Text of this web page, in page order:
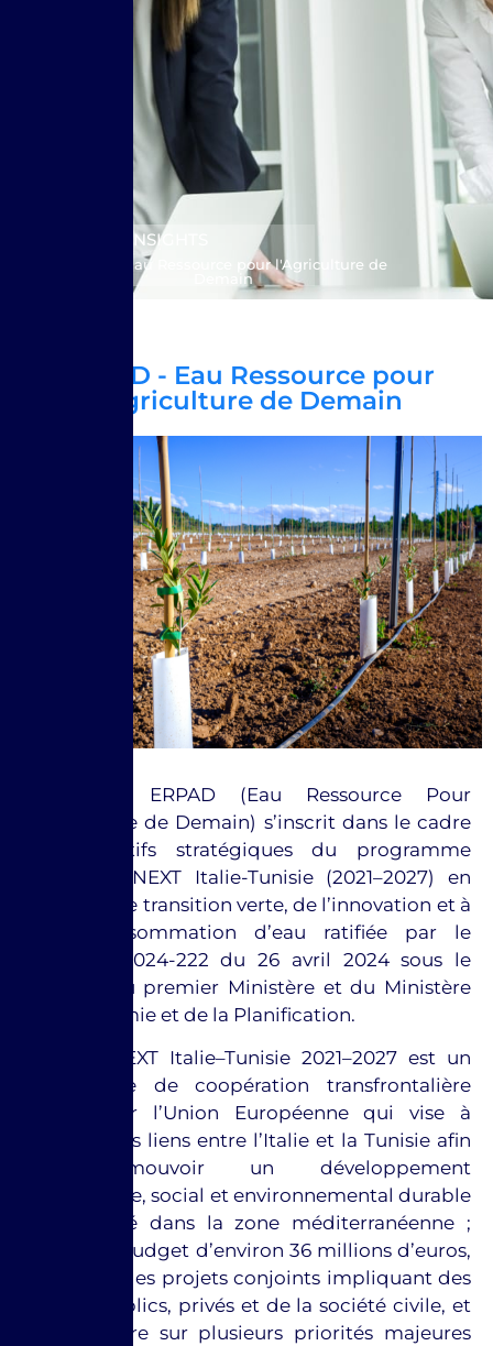
INSIGHTS
ERPAD - Eau Ressource pour l'Agriculture de
Demain
ERPAD - Eau Ressource pour
l'Agriculture de Demain
Le projet ERPAD (Eau Ressource Pour
l’Agriculture de Demain) s’inscrit dans le cadre
des objectifs stratégiques du programme
INTERREG NEXT Italie-Tunisie (2021–2027) en
faveur d’une transition verte, de l’innovation et à
faible consommation d’eau ratifiée par le
Décret N°2024-222 du 26 avril 2024 sous le
pilotage du premier Ministère et du Ministère
de l’Economie et de la Planification.
Interreg NEXT Italie–Tunisie 2021–2027 est un
programme de coopération transfrontalière
financé par l’Union Européenne qui vise à
renforcer les liens entre l’Italie et la Tunisie afin
de promouvoir un développement
économique, social et environnemental durable
et équilibré dans la zone méditerranéenne ;
doté d’un budget d’environ 36 millions d’euros,
il soutient des projets conjoints impliquant des
acteurs publics, privés et de la société civile, et
se concentre sur plusieurs priorités majeures